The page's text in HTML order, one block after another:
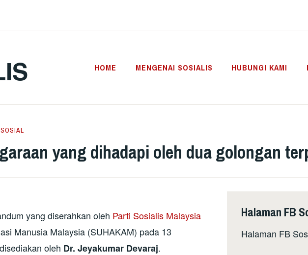
HOME MENGENAI SOSIALIS HUBUNGI KAMI
SOSIAL
yang dihadapi oleh dua golongan
yang diserahkan oleh Parti Sosialis Malaysia
Manusia Malaysia (SUHAKAM) pada 13
oleh Dr. Jeyakumar Devaraj.
Halaman FB
Halaman FB